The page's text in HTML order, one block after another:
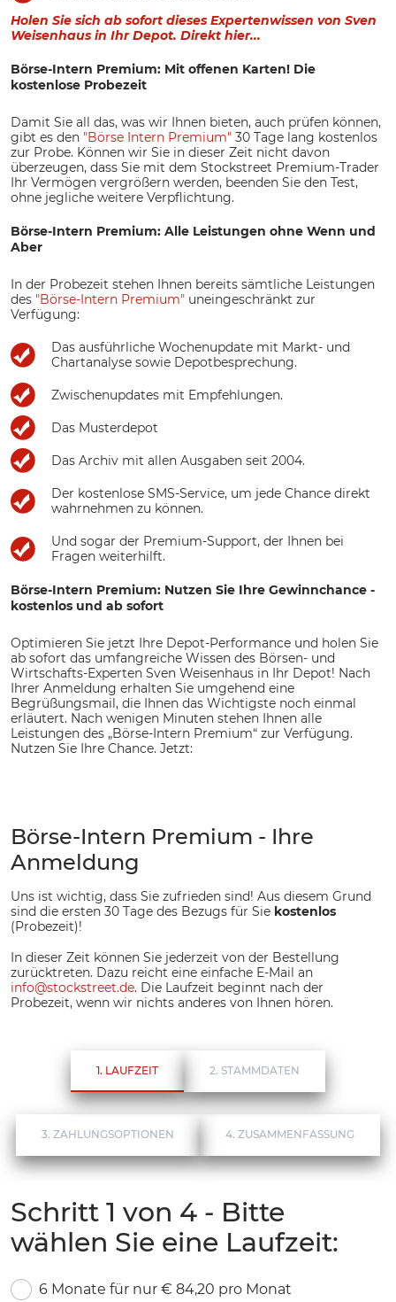
Holen Sie sich ab sofort dieses Expertenwissen von Sven
Weisenhaus in Ihr Depot. Direkt hier...
Börse-Intern Premium: Mit offenen Karten! Die
kostenlose Probezeit
Damit Sie all das, was wir Ihnen bieten, auch prüfen können,
gibt es den "Börse Intern Premium" 30 Tage lang kostenlos
zur Probe. Können wir Sie in dieser Zeit nicht davon
überzeugen, dass Sie mit dem Stockstreet Premium-Trader
Ihr Vermögen vergrößern werden, beenden Sie den Test,
ohne jegliche weitere Verpflichtung.
Börse-Intern Premium: Alle Leistungen ohne Wenn und
Aber
In der Probezeit stehen Ihnen bereits sämtliche Leistungen
des "Börse-Intern Premium" uneingeschränkt zur
Verfügung:
Das ausführliche Wochenupdate mit Markt- und
Chartanalyse sowie Depotbesprechung.
Zwischenupdates mit Empfehlungen.
Das Musterdepot
Das Archiv mit allen Ausgaben seit 2004.
Der kostenlose SMS-Service, um jede Chance direkt
wahrnehmen zu können.
Und sogar der Premium-Support, der Ihnen bei
Fragen weiterhilft.
Börse-Intern Premium: Nutzen Sie Ihre Gewinnchance -
kostenlos und ab sofort
Optimieren Sie jetzt Ihre Depot-Performance und holen Sie
ab sofort das umfangreiche Wissen des Börsen- und
Wirtschafts-Experten Sven Weisenhaus in Ihr Depot! Nach
Ihrer Anmeldung erhalten Sie umgehend eine
Begrüßungsmail, die Ihnen das Wichtigste noch einmal
erläutert. Nach wenigen Minuten stehen Ihnen alle
Leistungen des „Börse-Intern Premium“ zur Verfügung.
Nutzen Sie Ihre Chance. Jetzt:
Börse-Intern Premium - Ihre
Anmeldung
Uns ist wichtig, dass Sie zufrieden sind! Aus diesem Grund
sind die ersten 30 Tage des Bezugs für Sie kostenlos
(Probezeit)!
In dieser Zeit können Sie jederzeit von der Bestellung
zurücktreten. Dazu reicht eine einfache E-Mail an
info@stockstreet.de. Die Laufzeit beginnt nach der
Probezeit, wenn wir nichts anderes von Ihnen hören.
1. LAUFZEIT 2. STAMMDATEN
3. ZAHLUNGSOPTIONEN 4. ZUSAMMENFASSUNG
Schritt 1 von 4 - Bitte
wählen Sie eine Laufzeit:
6 Monate für nur € 84,20 pro Monat